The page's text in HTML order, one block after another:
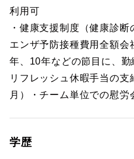
利用可
・健康支援制度（健康診
エンザ予防接種費用全額
年、10年などの節目に、勤
リフレッシュ休暇手当の
月）・チーム単位での慰労
学歴